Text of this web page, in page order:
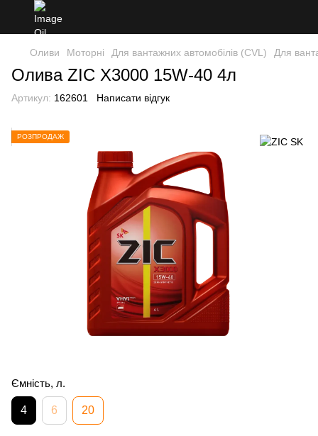
Оливи Моторні Для вантажних автомобілів (CVL) Для
Олива ZIC X3000 15W-40 4л
Артикул: 162601 Написати відгук
РОЗПРОДАЖ
Ємність, л.
4 6 20